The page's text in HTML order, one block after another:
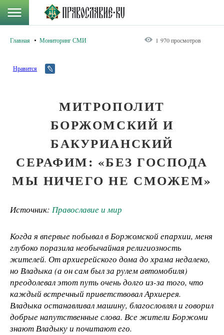
Главная Мониторинг СМИ 1 970 просмотров
Нравится
МИТРОПОЛИТ
БОРЖОМСКИЙ И
БАКУРИАНСКИЙ
СЕРАФИМ: «БЕЗ ГОСПОДА
МЫ НИЧЕГО НЕ СМОЖЕМ»
Источник: Православие и мир
Когда я впервые побывал в Боржомской епархии, меня
глубоко поразила необычайная религиозность
жителей. От архиерейского дома до храма недалеко,
но Владыка (а он сам был за рулем автомобиля)
преодолевал этот путь очень долго из-за того, что
каждый встречный приветствовал Архиерея.
Владыка останавливал машину, благословлял и говорил
добрые напутственные слова. Все жители Боржоми
знают Владыку и почитают его.